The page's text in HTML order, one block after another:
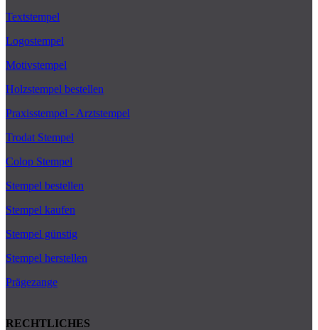
Textstempel
Logostempel
Motivstempel
Holzstempel bestellen
Praxisstempel - Arztstempel
Trodat Stempel
Colop Stempel
Stempel bestellen
Stempel kaufen
Stempel günstig
Stempel herstellen
Prägezange
RECHTLICHES